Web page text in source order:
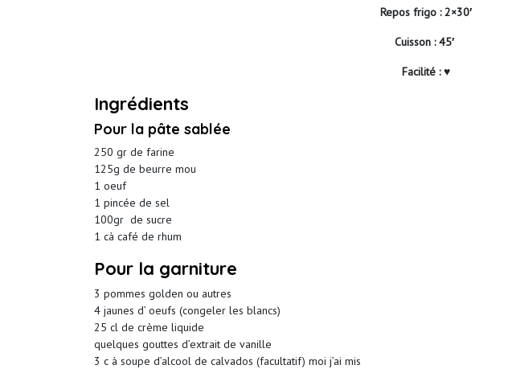
Repos frigo : 2×30′
Cuisson : 45′
Facilité : ♥
Ingrédients
Pour la pâte sablée
250 gr de farine
125g de beurre mou
1 oeuf
1 pincée de sel
100gr de sucre
1 cà café de rhum
Pour la garniture
3 pommes golden ou autres
4 jaunes d’ oeufs (congeler les blancs)
25 cl de crème liquide
quelques gouttes d’extrait de vanille
3 c à soupe d’alcool de calvados (facultatif) moi j’ai mis